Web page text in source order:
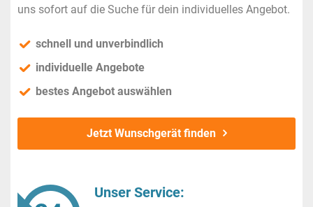
uns sofort auf die Suche für dein individuelles Angebot.
schnell und unverbindlich
individuelle Angebote
bestes Angebot auswählen
Jetzt Wunschgerät finden
Unser Service: